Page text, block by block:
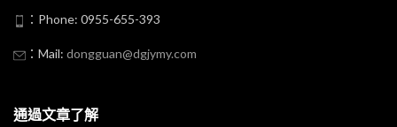
：Phone: 0955-655-393
：Mail: dongguan@dgjymy.com
通過文章了解